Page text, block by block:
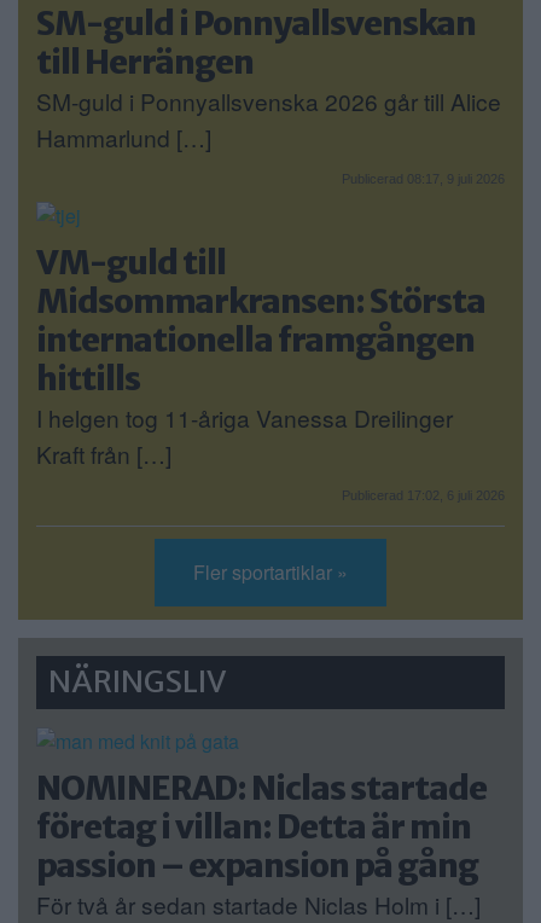
SM-guld i Ponnyallsvenskan
till Herrängen
SM-guld i Ponnyallsvenska 2026 går till Alice
Hammarlund […]
Publicerad 08:17, 9 juli 2026
VM-guld till
Midsommarkransen: Största
internationella framgången
hittills
I helgen tog 11-åriga Vanessa Dreilinger
Kraft från […]
Publicerad 17:02, 6 juli 2026
Fler sportartiklar »
NÄRINGSLIV
NOMINERAD: Niclas startade
företag i villan: Detta är min
passion – expansion på gång
För två år sedan startade Niclas Holm i […]